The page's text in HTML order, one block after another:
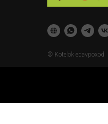
© Kotelok edavpoxod